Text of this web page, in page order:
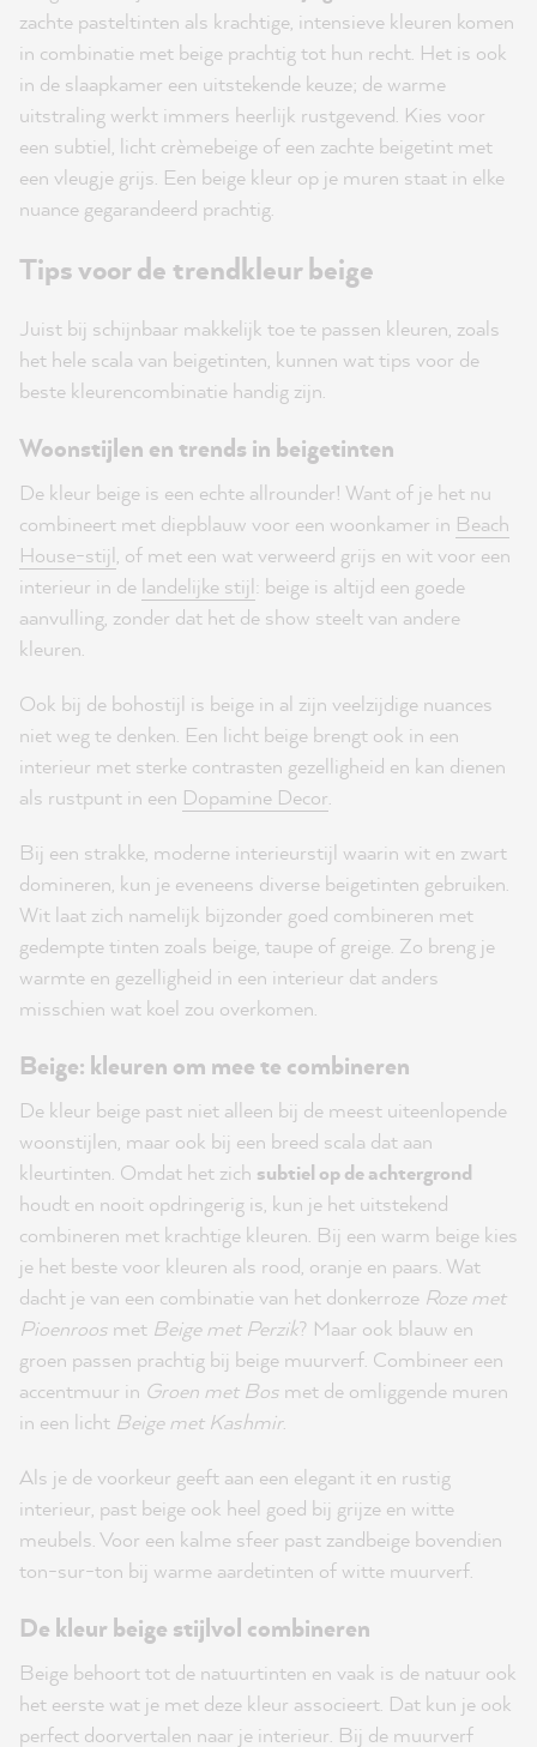
zachte pasteltinten als krachtige, intensieve kleuren komen
in combinatie met beige prachtig tot hun recht. Het is ook
in de slaapkamer een uitstekende keuze; de warme
uitstraling werkt immers heerlijk rustgevend. Kies voor
een subtiel, licht crèmebeige of een zachte beigetint met
een vleugje grijs. Een beige kleur op je muren staat in elke
nuance gegarandeerd prachtig.
Tips voor de trendkleur beige
Juist bij schijnbaar makkelijk toe te passen kleuren, zoals
het hele scala van beigetinten, kunnen wat tips voor de
beste kleurencombinatie handig zijn.
Woonstijlen en trends in beigetinten
De kleur beige is een echte allrounder! Want of je het nu
combineert met diepblauw voor een woonkamer in Beach
House-stijl, of met een wat verweerd grijs en wit voor een
interieur in de landelijke stijl: beige is altijd een goede
aanvulling, zonder dat het de show steelt van andere
kleuren.
Ook bij de bohostijl is beige in al zijn veelzijdige nuances
niet weg te denken. Een licht beige brengt ook in een
interieur met sterke contrasten gezelligheid en kan dienen
als rustpunt in een Dopamine Decor.
Bij een strakke, moderne interieurstijl waarin wit en zwart
domineren, kun je eveneens diverse beigetinten gebruiken.
Wit laat zich namelijk bijzonder goed combineren met
gedempte tinten zoals beige, taupe of greige. Zo breng je
warmte en gezelligheid in een interieur dat anders
misschien wat koel zou overkomen.
Beige: kleuren om mee te combineren
De kleur beige past niet alleen bij de meest uiteenlopende
woonstijlen, maar ook bij een breed scala dat aan
kleurtinten. Omdat het zich subtiel op de achtergrond
houdt en nooit opdringerig is, kun je het uitstekend
combineren met krachtige kleuren. Bij een warm beige kies
je het beste voor kleuren als rood, oranje en paars. Wat
dacht je van een combinatie van het donkerroze Roze met
Pioenroos met Beige met Perzik? Maar ook blauw en
groen passen prachtig bij beige muurverf. Combineer een
accentmuur in Groen met Bos met de omliggende muren
in een licht Beige met Kashmir.
Als je de voorkeur geeft aan een elegant it en rustig
interieur, past beige ook heel goed bij grijze en witte
meubels. Voor een kalme sfeer past zandbeige bovendien
ton-sur-ton bij warme aardetinten of witte muurverf.
De kleur beige stijlvol combineren
Beige behoort tot de natuurtinten en vaak is de natuur ook
het eerste wat je met deze kleur associeert. Dat kun je ook
perfect doorvertalen naar je interieur. Bij de muurverf